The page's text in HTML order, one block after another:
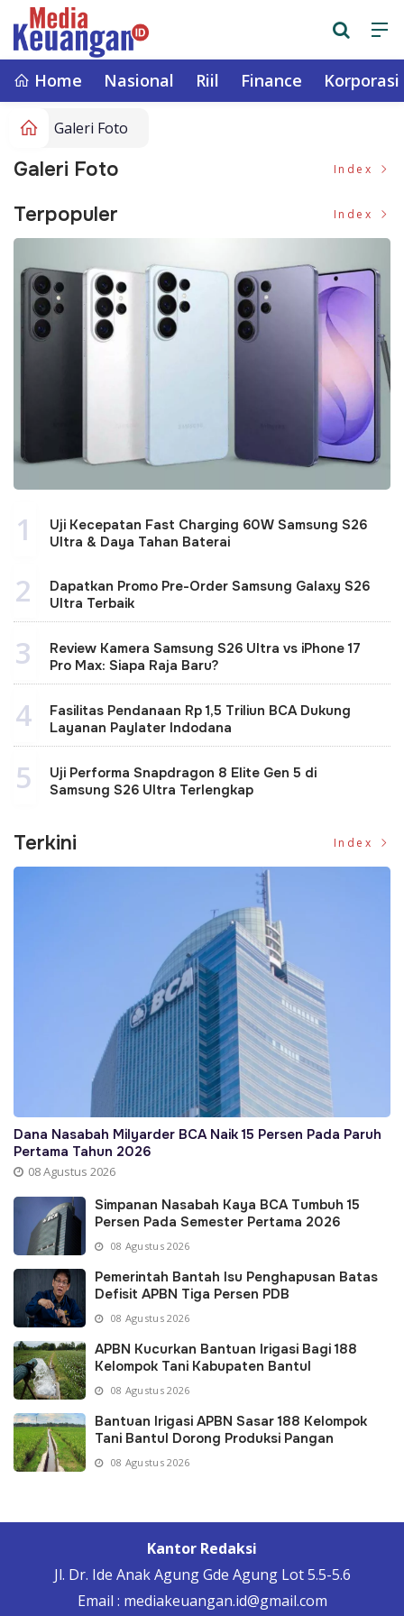
Home Nasional Riil Finance Korporasi
Galeri Foto
Galeri Foto Index
Terpopuler Index
1
Uji Kecepatan Fast Charging 60W Samsung S26
Ultra & Daya Tahan Baterai
2
Dapatkan Promo Pre-Order Samsung Galaxy S26
Ultra Terbaik
3
Review Kamera Samsung S26 Ultra vs iPhone 17
Pro Max: Siapa Raja Baru?
4
Fasilitas Pendanaan Rp 1,5 Triliun BCA Dukung
Layanan Paylater Indodana
5
Uji Performa Snapdragon 8 Elite Gen 5 di
Samsung S26 Ultra Terlengkap
Terkini Index
Dana Nasabah Milyarder BCA Naik 15 Persen Pada Paruh
Pertama Tahun 2026
08 Agustus 2026
Simpanan Nasabah Kaya BCA Tumbuh 15
Persen Pada Semester Pertama 2026
08 Agustus 2026
Pemerintah Bantah Isu Penghapusan Batas
Defisit APBN Tiga Persen PDB
08 Agustus 2026
APBN Kucurkan Bantuan Irigasi Bagi 188
Kelompok Tani Kabupaten Bantul
08 Agustus 2026
Bantuan Irigasi APBN Sasar 188 Kelompok
Tani Bantul Dorong Produksi Pangan
08 Agustus 2026
Kantor Redaksi
Jl. Dr. Ide Anak Agung Gde Agung Lot 5.5-5.6
Email : mediakeuangan.id@gmail.com